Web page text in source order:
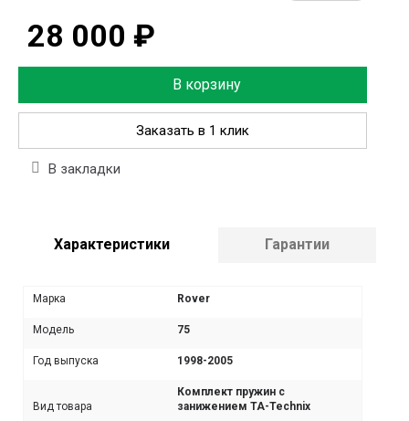
28 000 ₽
В корзину
Заказать в 1 клик
В закладки
Характеристики Гарантии
Марка Rover
Модель 75
Год выпуска 1998-2005
Вид товара
Комплект пружин с
занижением TA-Technix